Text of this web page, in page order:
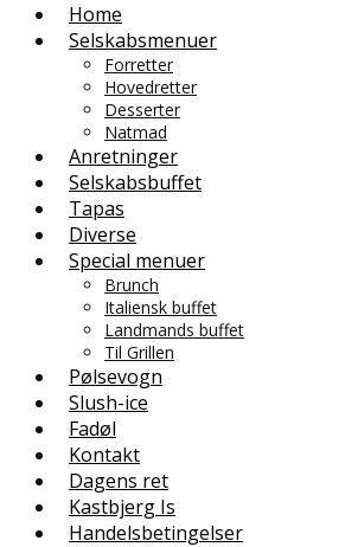
Home
Selskabsmenuer
Forretter
Hovedretter
Desserter
Natmad
Anretninger
Selskabsbuffet
Tapas
Diverse
Special menuer
Brunch
Italiensk buffet
Landmands buffet
Til Grillen
Pølsevogn
Slush-ice
Fadøl
Kontakt
Dagens ret
Kastbjerg Is
Handelsbetingelser